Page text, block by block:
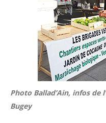
Photo Ballad’Ain, infos de
Bugey